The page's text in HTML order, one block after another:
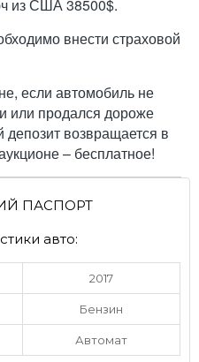
из США 38500$.
внести страховой
если автомобиль не
или продался дороже
возвращается в
– бесплатное!
ПАСПОРТ
авто:
2017
Бензин
Автомат